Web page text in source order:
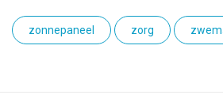
zonnepaneel zorg